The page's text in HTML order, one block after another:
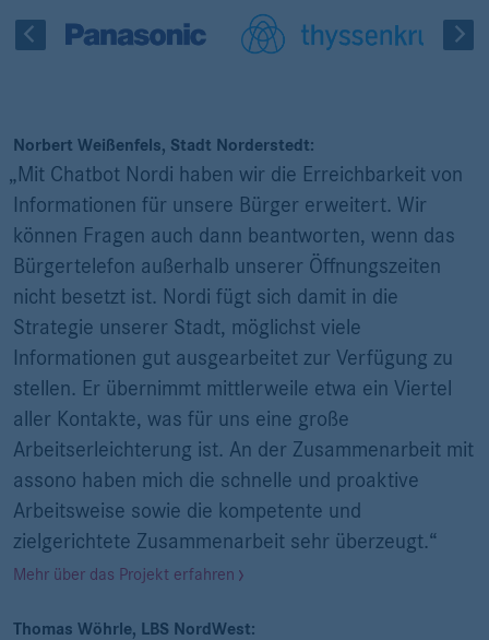
Norbert Weißenfels, Stadt Norderstedt:
„Mit Chatbot Nordi haben wir die Erreichbarkeit von
Informationen für unsere Bürger erweitert. Wir
können Fragen auch dann beantworten, wenn das
Bürgertelefon außerhalb unserer Öffnungszeiten
nicht besetzt ist. Nordi fügt sich damit in die
Strategie unserer Stadt, möglichst viele
Informationen gut ausgearbeitet zur Verfügung zu
stellen. Er übernimmt mittlerweile etwa ein Viertel
aller Kontakte, was für uns eine große
Arbeitserleichterung ist. An der Zusammenarbeit mit
assono haben mich die schnelle und proaktive
Arbeitsweise sowie die kompetente und
zielgerichtete Zusammenarbeit sehr überzeugt.“
Mehr über das Projekt erfahren
Thomas Wöhrle, LBS NordWest: